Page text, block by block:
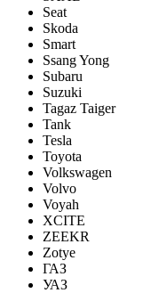
Seat
Skoda
Smart
Ssang Yong
Subaru
Suzuki
Tagaz Taiger
Tank
Tesla
Toyota
Volkswagen
Volvo
Voyah
XCITE
ZEEKR
Zotye
ГАЗ
УАЗ